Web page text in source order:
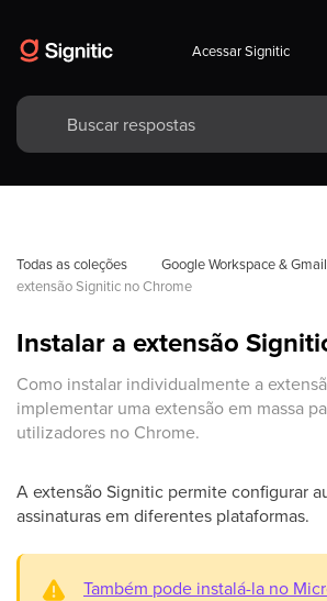
Acessar Signitic
Todas as coleções Google Workspace & Gmail
extensão Signitic no Chrome
Instalar a extensão
Como instalar individualmente a
implementar uma extensão em massa
utilizadores no Chrome.
A extensão Signitic permite configurar
assinaturas em diferentes plataformas.
Também pode instalá-la no